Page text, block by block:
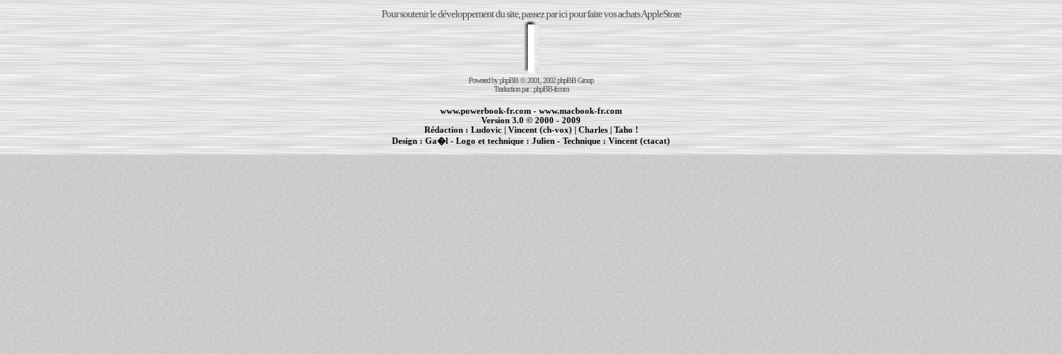
Pour soutenir le développement du site, passez par ici pour faire vos achats AppleStore
Powered byphpBB© 2001, 2002 phpBB Group
Traduction par :phpBB-fr.com
www.powerbook-fr.com - www.macbook-fr.com
Version 3.0 © 2000 - 2009
Rédaction : Ludovic|Vincent (ch-vox)| Charles|Taho !
Design :Ga�l - Logo et technique : Julien - Technique :Vincent (ctacat)
| | cr�ation de sites Internet